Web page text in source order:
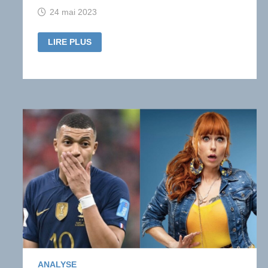
24 mai 2023
LA
PRODUCTION
AUDIOVISUELLE
LE
EN
2022,
PREMIERS
PAS
INDÉPENDANTS
DES
PLATEFORMES
LIRE PLUS
ANALYSE